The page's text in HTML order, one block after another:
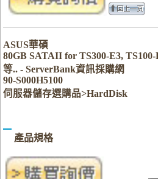
ASUS華碩
80GB SATAII for TS300-E3,
等.. - ServerBank資訊採購網
90-S000H5100
伺服器儲存選購品>HardDisk
產品規格